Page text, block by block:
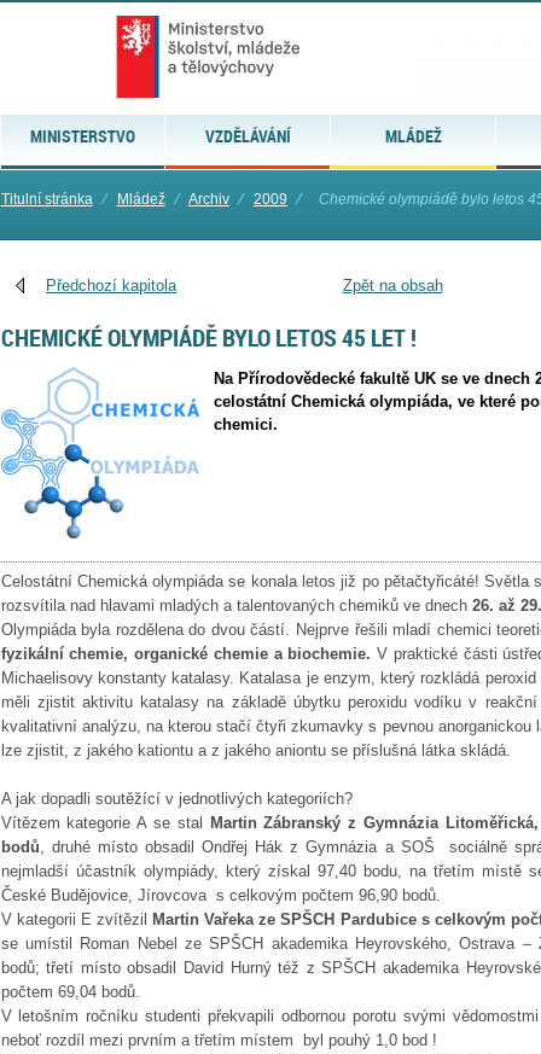
MINISTERSTVO VZDĚLÁVÁNÍ MLÁDEŽ
Titulní stránka ⁄ Mládež ⁄ Archiv ⁄ 2009 ⁄ Chemické olympiádě bylo letos
Předchozí kapitola Zpět na obsah
CHEMICKÉ OLYMPIÁDĚ BYLO LETOS 45 LET !
Na Přírodovědecké fakultě UK se ve dnech
celostátní Chemická olympiáda, ve které
chemici.
Celostátní Chemická olympiáda se konala letos již po pětačtyřicáté! Světla
rozsvítila nad hlavami mladých a talentovaných chemiků ve dnech 26. až
Olympiáda byla rozdělena do dvou částí. Nejprve řešili mladí chemici
fyzikální chemie, organické chemie a biochemie. V praktické části
Michaelisovy konstanty katalasy. Katalasa je enzym, který rozkládá
měli zjistit aktivitu katalasy na základě úbytku peroxidu vodíku v
kvalitativní analýzu, na kterou stačí čtyři zkumavky s pevnou anorganickou
lze zjistit, z jakého kationtu a z jakého aniontu se příslušná látka skládá.
A jak dopadli soutěžící v jednotlivých kategoriích?
Vítězem kategorie A se stal
Martin Zábranský z Gymnázia
bodů, druhé místo obsadil Ondřej Hák z Gymnázia a SOŠ
sociálně
nejmladší účastník olympiády, který získal 97,40 bodu, na třetím místě
České Budějovice, Jírovcova s celkovým počtem 96,90 bodů.
V kategorii E zvítězil
Martin Vařeka ze SPŠCH Pardubice s celkovým
se umístil Roman Nebel ze SPŠCH akademika Heyrovského, Ostrava
bodů; třetí místo obsadil David Hurný též z SPŠCH akademika
počtem 69,04 bodů.
V letošním ročníku studenti překvapili odbornou porotu svými
neboť rozdíl mezi prvním a třetím místem
byl pouhý 1,0 bod !